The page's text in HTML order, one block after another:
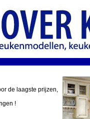
de laagste prijzen,
!